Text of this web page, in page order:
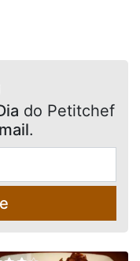
do Petitchef
.